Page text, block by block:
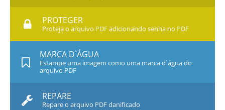
PROTEGER
Proteja o arquivo PDF adicionando senha no PDF
MARCA D`ÁGUA
Estampe uma imagem como uma marca d`água do
arquivo PDF
REPARE
Repare o arquivo PDF danificado